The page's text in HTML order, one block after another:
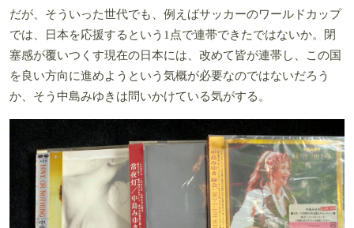
だが、そういった世代でも、例えばサッカーのワールドカップ
では、日本を応援するという1点で連帯できたではないか。閉
塞感が覆いつくす現在の日本には、改めて皆が連帯し、この国
を良い方向に進めようという気概が必要なのではないだろう
か、そう中島みゆきは問いかけている気がする。